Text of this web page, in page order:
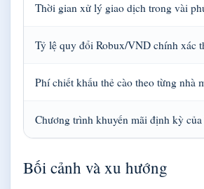
Thời gian xử lý giao dịch trong vài
Tỷ lệ quy đổi Robux/VND chính xác
Phí chiết khấu thẻ cào theo từng nhà
Chương trình khuyến mãi định kỳ
Bối cảnh và xu hướng